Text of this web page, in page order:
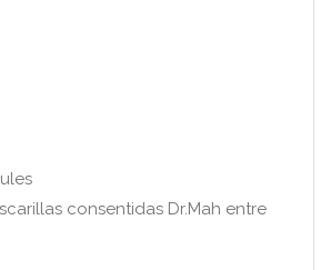
consentidas Dr.Mah entre